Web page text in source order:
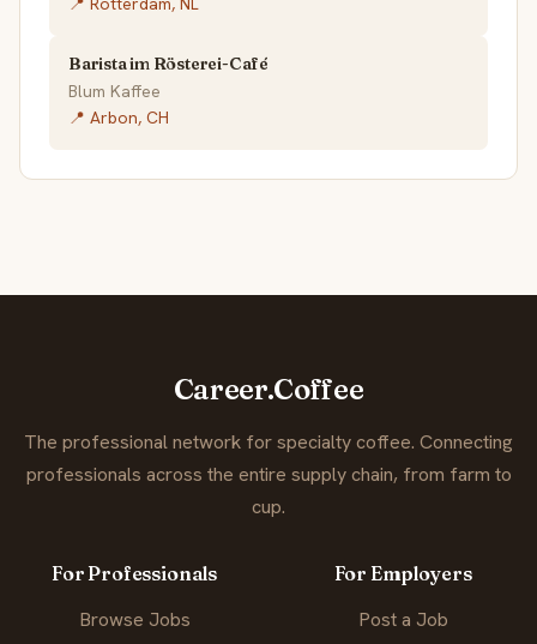
Barista im Rösterei-Café
Blum Kaffee
📍 Arbon, CH
Career.Coffee
The professional network for specialty coffee. Connecting
professionals across the entire supply chain, from farm to
cup.
For Professionals
Browse Jobs
For Employers
Post a Job